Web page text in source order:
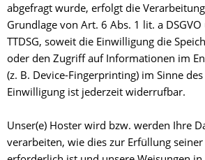
abgefragt wurde, erfolgt die
Grundlage von Art. 6 Abs. 1 lit. a DSGVO
TTDSG, soweit die Einwilligung die
oder den Zugriff auf Informationen im
(z. B. Device-Fingerprinting) im Sinne
Einwilligung ist jederzeit widerrufbar.
Unser(e) Hoster wird bzw. werden Ihre
verarbeiten, wie dies zur Erfüllung